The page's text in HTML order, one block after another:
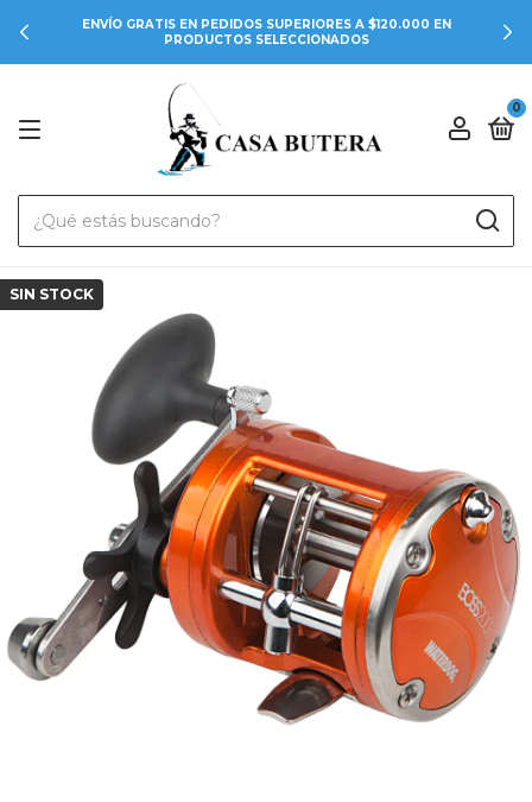
ENVÍO GRATIS EN PEDIDOS SUPERIORES A $120.000 EN
PRODUCTOS SELECCIONADOS
0
SIN STOCK